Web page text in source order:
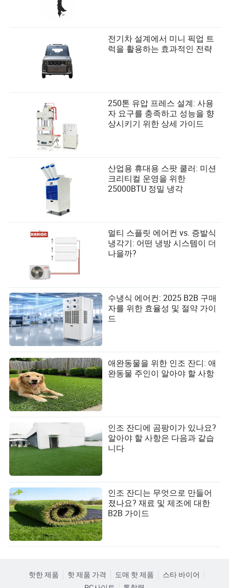
전기차 설계에서 미니 픽업 트
럭을 활용하는 효과적인 전략
250톤 유압 프레스 설계: 사용
자 요구를 충족하고 성능을 향
상시키기 위한 상세 가이드
산업용 휴대용 스팟 쿨러: 미션
크리티컬 운영을 위한
25000BTU 정밀 냉각
멀티 스플릿 에어컨 vs. 증발식
냉각기: 어떤 냉방 시스템이 더
나을까?
수냉식 에어컨: 2025 B2B 구매
자를 위한 효율성 및 절약 가이
드
애완동물을 위한 인조 잔디: 애
완동물 주인이 알아야 할 사항
인조 잔디에 곰팡이가 있나요?
알아야 할 사항은 다음과 같습
니다
인조 잔디는 무엇으로 만들어
졌나요? 재료 및 제조에 대한
B2B 가이드
핫한 제품 핫 제품 가격 도매 핫 제품
스타 바이어